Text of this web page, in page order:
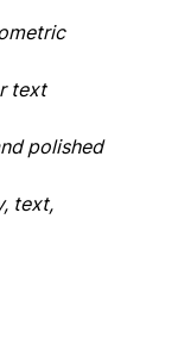
text
polished
text,